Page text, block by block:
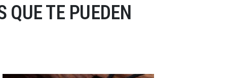
QUE TE PUEDEN